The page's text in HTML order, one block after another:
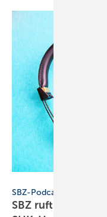
SBZ-Podcast
SBZ ruft an bei